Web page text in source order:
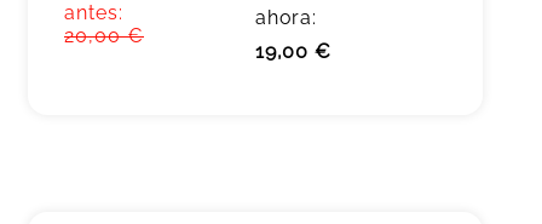
antes:
20,00 €
ahora:
19,00 €